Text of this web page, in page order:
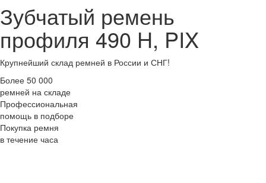
Зубчатый ремень
профиля 490 H, PIX
Крупнейший склад ремней в России и СНГ!
Более 50 000
ремней на складе
Профессиональная
помощь в подборе
Покупка ремня
в течение часа